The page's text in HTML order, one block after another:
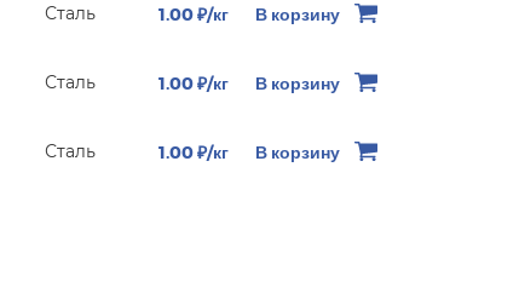
Сталь 1.00 ₽/кг В корзину
Сталь 1.00 ₽/кг В корзину
Сталь 1.00 ₽/кг В корзину